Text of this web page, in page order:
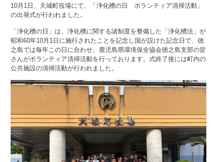
10月1日、天城町役場にて、「浄化槽の日 ボランティア清掃活動」
の出発式が行われました。
「浄化槽の日」は、浄化槽に関する諸制度を整備した「浄化槽法」が
昭和60年10月1日に施行されたことを記念し国が設けた記念日で、徳
之島では毎年この日に合わせ、鹿児島県環境保全協会徳之島支部の皆
さんがボランティア清掃活動を行っております。式終了後には町内の
公共施設の清掃活動が行われました。